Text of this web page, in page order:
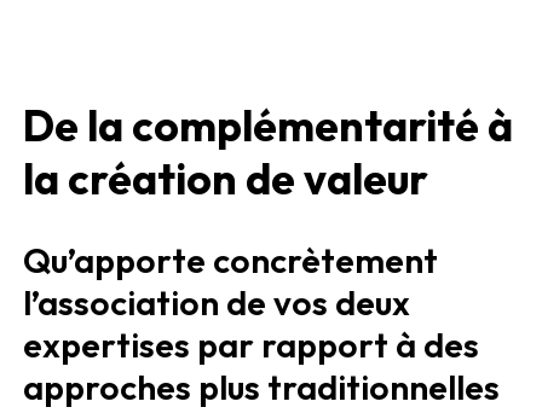
De la complémentarité à
la création de valeur
Qu’apporte concrètement
l’association de vos deux
expertises par rapport à des
approches plus traditionnelles